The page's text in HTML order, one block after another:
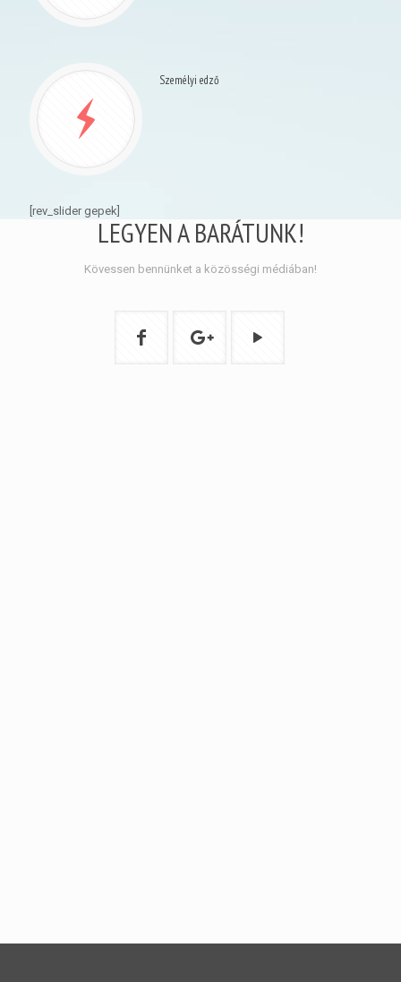
Személyi edző
[rev_slider gepek]
LEGYEN A BARÁTUNK!
Kövessen bennünket a közösségi médiában!